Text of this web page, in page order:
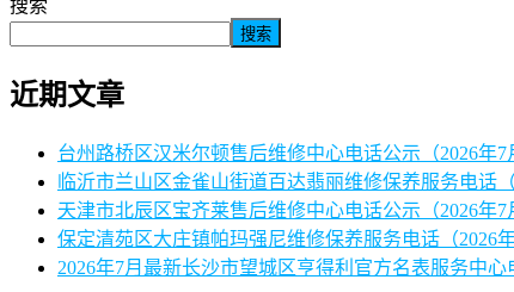
搜索
搜索
近期文章
台州路桥区汉米尔顿售后维修中心电话公示（2026年7
临沂市兰山区金雀山街道百达翡丽维修保养服务电话（
天津市北辰区宝齐莱售后维修中心电话公示（2026年7
保定清苑区大庄镇帕玛强尼维修保养服务电话（2026年
2026年7月最新长沙市望城区亨得利官方名表服务中心